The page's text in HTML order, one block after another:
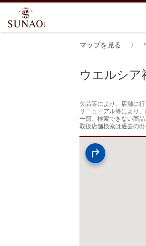
マップを見る
ウエルシア
欠品等により、店舗に
リニューアル等により
一部、検索できない商
取扱店舗検索は過去の